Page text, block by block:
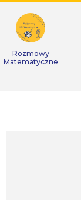
Rozmowy
Matematyczne